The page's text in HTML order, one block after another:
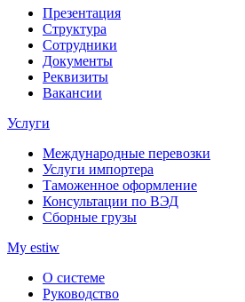
Презентация
Структура
Сотрудники
Документы
Реквизиты
Вакансии
Услуги
Международные перевозки
Услуги импортера
Таможенное оформление
Консультации по ВЭД
Сборные грузы
My estiw
О системе
Руководство